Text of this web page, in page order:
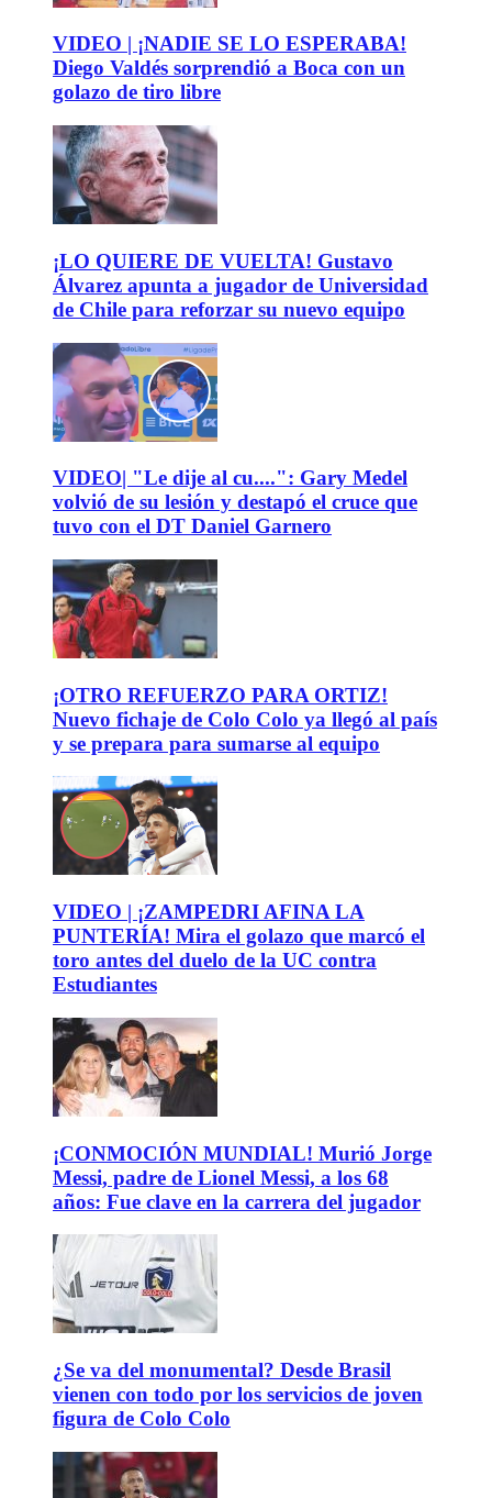
VIDEO | ¡NADIE SE LO ESPERABA!
Diego Valdés sorprendió a Boca con un
golazo de tiro libre
¡LO QUIERE DE VUELTA! Gustavo
Álvarez apunta a jugador de Universidad
de Chile para reforzar su nuevo equipo
VIDEO| "Le dije al cu....": Gary Medel
volvió de su lesión y destapó el cruce que
tuvo con el DT Daniel Garnero
¡OTRO REFUERZO PARA ORTIZ!
Nuevo fichaje de Colo Colo ya llegó al país
y se prepara para sumarse al equipo
VIDEO | ¡ZAMPEDRI AFINA LA
PUNTERÍA! Mira el golazo que marcó el
toro antes del duelo de la UC contra
Estudiantes
¡CONMOCIÓN MUNDIAL! Murió Jorge
Messi, padre de Lionel Messi, a los 68
años: Fue clave en la carrera del jugador
¿Se va del monumental? Desde Brasil
vienen con todo por los servicios de joven
figura de Colo Colo